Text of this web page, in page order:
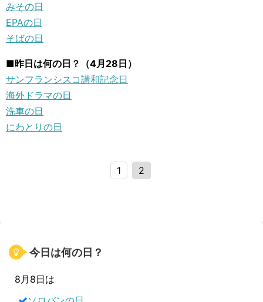
みその日
EPAの日
そばの日
■昨日は何の日？（4月28日）
サンフランシスコ講和記念日
海外ドラマの日
洗車の日
にわとりの日
1 2
今日は何の日？
8月8日は